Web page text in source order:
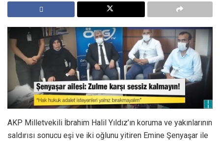
AKP Milletvekili İbrahim Halil Yıldız’ın koruma ve yakınlarının
saldırısı sonucu eşi ve iki oğlunu yitiren Emine Şenyaşar ile